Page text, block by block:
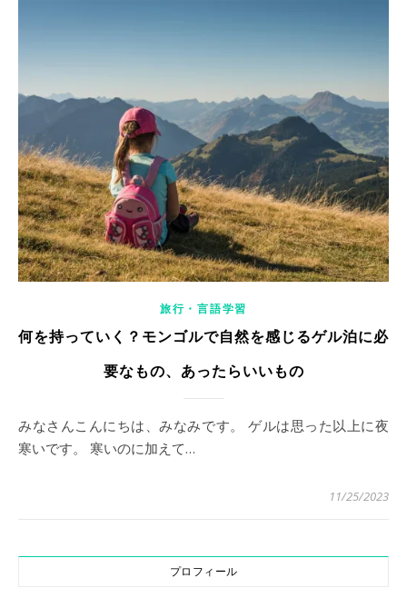
旅行・言語学習
何を持っていく？モンゴルで自然を感じるゲル泊に必
要なもの、あったらいいもの
みなさんこんにちは、みなみです。 ゲルは思った以上に夜
寒いです。 寒いのに加えて…
11/25/2023
プロフィール